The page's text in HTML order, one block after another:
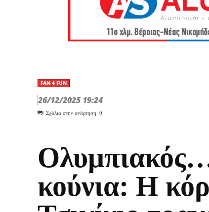
FAN 4 FUN
26/12/2025 19:24
Σχόλια στην ανάρτηση: 0
κούνια: Η